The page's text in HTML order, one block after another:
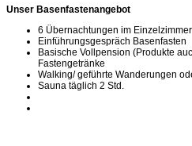
Unser Basenfastenangebot
6 Übernachtungen im
Einführungsgespräch Basenfasten
Basische Vollpension (Produkte
Fastengetränke
Walking/ geführte Wanderungen
Sauna täglich 2 Std.